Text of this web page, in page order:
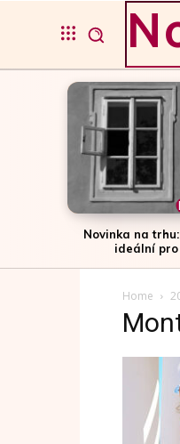
Novinka na
ideální
Home